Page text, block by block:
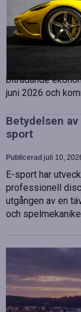
Strategiska
Publicerad juli 10,
OHLA Sverige
Malin Bergman
biträdande
juni 2026 och
Betydelsen
sport
Publicerad juli 10,
E-sport har
professionell
utgången av en
och